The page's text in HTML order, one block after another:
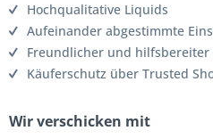
Hochqualitative Liquids
Aufeinander abgestimmte
Freundlicher und
Käuferschutz über Trusted
Wir verschicken mit